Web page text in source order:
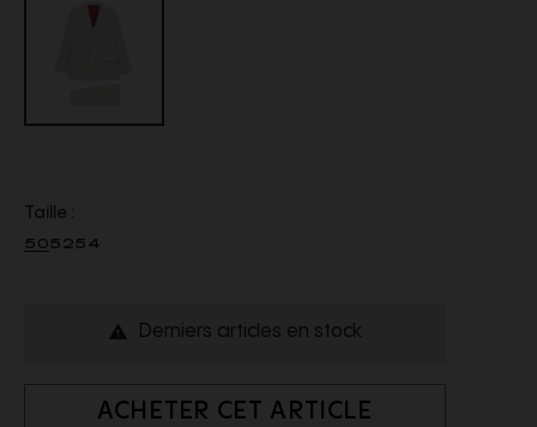
Taille :
505254
 Derniers articles en stock
ACHETER CET ARTICLE